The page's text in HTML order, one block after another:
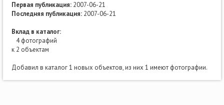
Первая публикация: 2007-06-21
Последняя публикация: 2007-06-21
Вклад в каталог:
4 фотографий
к 2 объектам
Добавил в каталог 1 новых объектов, из них 1 имеют фотографии.